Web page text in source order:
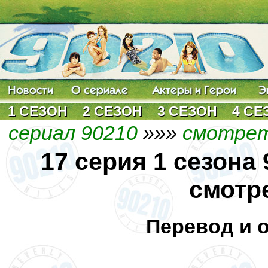
1 СЕЗОН 2 СЕЗОН 3 СЕЗОН 4
сериал 90210 »»»
17 серия 1
Перевод и